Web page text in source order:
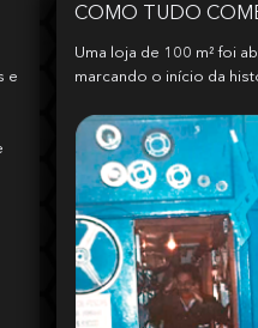
e
COMO TUDO
Uma loja de 100 m² foi
marcando o início da